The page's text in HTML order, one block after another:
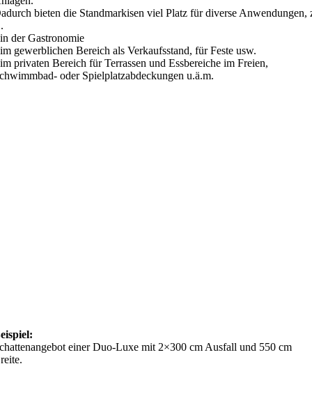
bieten die Standmarkisen viel Platz für diverse Anwendungen,
der Gastronomie
gewerblichen Bereich als Verkaufsstand, für Feste usw.
privaten Bereich für Terrassen und Essbereiche im Freien,
oder Spielplatzabdeckungen u.ä.m.
einer Duo-Luxe mit 2×300 cm Ausfall und 550 cm